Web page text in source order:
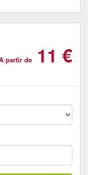
partir de 11 €